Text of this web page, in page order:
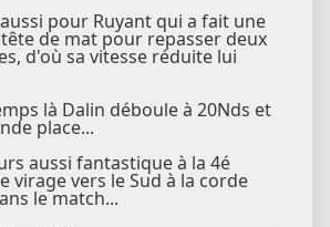
pour Ruyant qui a fait une
de mat pour repasser deux
d'où sa vitesse réduite lui
là Dalin déboule à 20Nds et
place...
aussi fantastique à la 4é
virage vers le Sud à la corde
le match...